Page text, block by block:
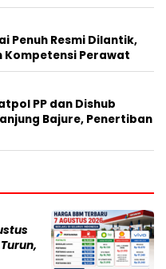
Penuh Resmi Dilantik,
Kompetensi Perawat
PP dan Dishub
Bajure, Penertiban